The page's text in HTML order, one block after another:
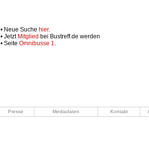
• Neue Suche hier.
• Jetzt Mitglied bei Bustreff.de werden
• Seite Omnibusse 1.
Presse Mediadaten Kontakt